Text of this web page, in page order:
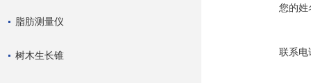
脂肪测量仪
树木生长锥
您的姓
联系电